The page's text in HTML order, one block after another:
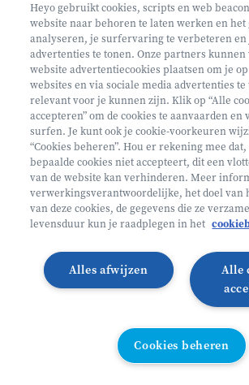
Mini ontdekkers
Oosterzele België
2 - 5 jaar
10/08 - 14/08
Zonder overnachting
Lees meer
LAATSTE PLAATSEN
Heyo gebruikt cookies, scripts en web
website naar behoren te laten werken en
analyseren, je surfervaring te verbeteren en
advertenties te tonen. Onze partners kunnen
website advertentiecookies plaatsen om je
websites en via sociale media advertenties te
relevant voor je kunnen zijn. Klik op “Alle
accepteren” om de cookies te aanvaarden en
surfen. Je kunt ook je cookie-voorkeuren
“Cookies beheren”. Hou er rekening mee dat,
bepaalde cookies niet accepteert, dit een
van de website kan verhinderen. Meer
verwerkingsverantwoordelijke, het doel van
van deze cookies, de gegevens die ze
levensduur kun je raadplegen in het
Alle
Alles afwijzen
Cookies beheren